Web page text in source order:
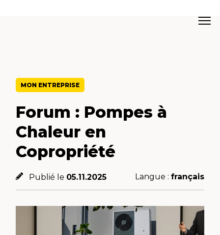
MON ENTREPRISE
Forum : Pompes à
Chaleur en
Copropriété
Publié le 05.11.2025 Langue : français